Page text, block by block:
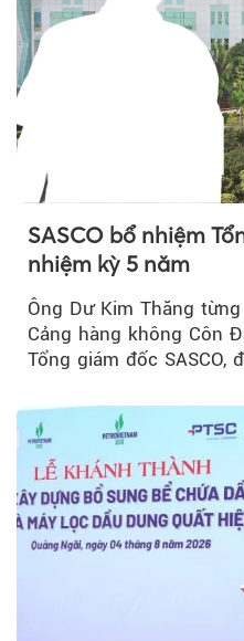
SASCO bổ nhiệm
nhiệm kỳ 5 năm
Ông Dư Kim Thăng
Cảng hàng không Côn
Tổng giám đốc SASCO,